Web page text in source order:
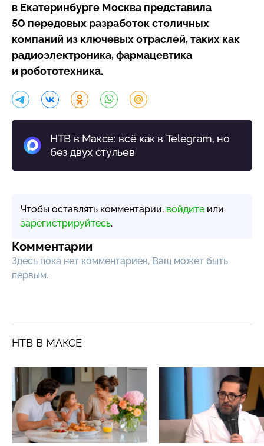
в Екатеринбурге Москва представила
50 передовых разработок столичных
компаний из ключевых отраслей, таких как
радиоэлектроника, фармацевтика
и робототехника.
НТВ в Максе: всё как в Telegram, но
без двух стульев
Чтобы оставлять комментарии, войдите или
зарегистрируйтесь.
Комментарии
Здесь пока нет комментариев, Ваш может быть
первым.
НТВ В МАКСЕ